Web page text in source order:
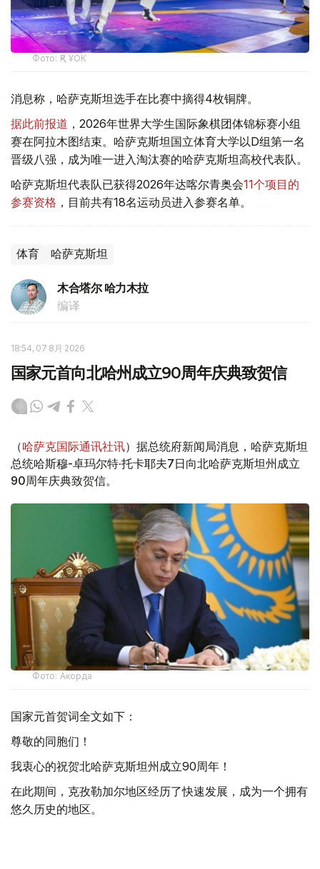
Фото: ҚР ҰОК
消息称，哈萨克斯坦选手在比赛中摘得4枚铜牌。
据此前报道 ，2026年世界大学生国际象棋团体锦标赛小组
赛在阿拉木图结束。哈萨克斯坦国立体育大学以D组第一名
晋级八强，成为唯一进入淘汰赛的哈萨克斯坦高校代表队。
哈萨克斯坦代表队已获得2026年达喀尔青奥会11个项目的
参赛资格 ，目前共有18名运动员进入参赛名单。
体育 哈萨克斯坦
木合塔尔 哈力木拉
编译
18:54, 07 8月 2026
国家元首向北哈州成立90周年庆典致贺信
（哈萨克国际通讯社讯）据总统府新闻局消息，哈萨克斯坦
总统哈斯穆-卓玛尔特·托卡耶夫7日向北哈萨克斯坦州成立
90周年庆典致贺信。
Фото: Акорда
国家元首贺词全文如下：
尊敬的同胞们！
我衷心的祝贺北哈萨克斯坦州成立90周年！
在此期间，克孜勒加尔地区经历了快速发展，成为一个拥有
悠久历史的地区。